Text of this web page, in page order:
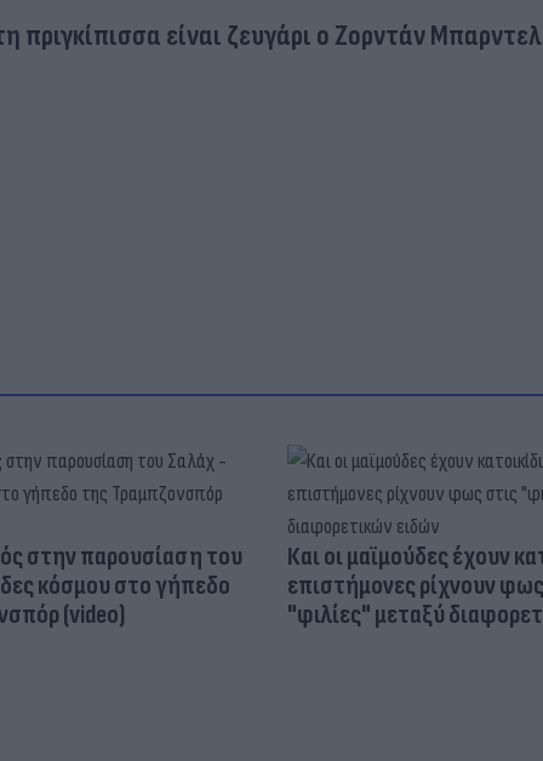
πριγκίπισσα είναι ζευγάρι ο Ζορντάν
στην παρουσίαση του
κόσμου στο γήπεδο
(video)
Και οι μαϊμούδες έχουν
επιστήμονες ρίχνουν
"φιλίες" μεταξύ